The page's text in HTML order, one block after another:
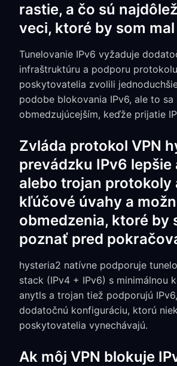
rastie, a čo sú
veci, ktoré by som
Tunelovanie IPv6 vyžaduje
infraštruktúru a podporu
poskytovatelia zvolili
podobe blokovania IPv6, ale to sa
obmedzujúcejším, keďže prijatie
Zvláda protokol VPN
prevádzku IPv6 lepšie
alebo trojan protokoly
kľúčové úvahy a
obmedzenia, ktoré by
poznať pred
hysteria2 natívne podporuje
stack (IPv4 + IPv6) s minimálnou
anytls a trojan tiež podporujú
dodatočnú konfiguráciu, ktorú
poskytovatelia vynechávajú.
Ak môj VPN blokuje